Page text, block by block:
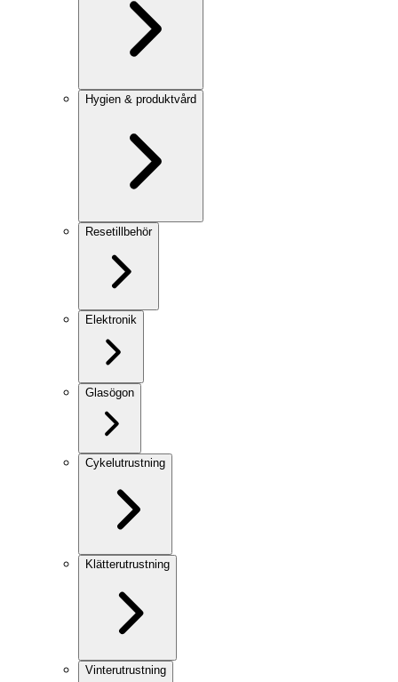
Hygien & produktvård
Resetillbehör
Elektronik
Glasögon
Cykelutrustning
Klätterutrustning
Vinterutrustning